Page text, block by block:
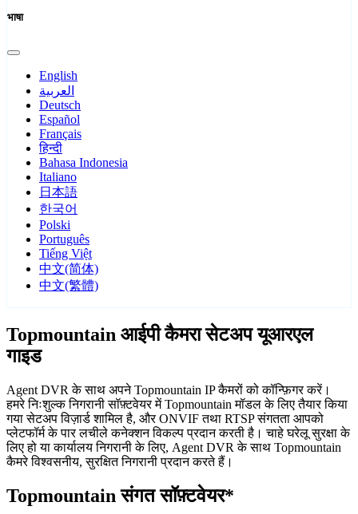
भाषा
English
العربية
Deutsch
Español
Français
हिन्दी
Bahasa Indonesia
Italiano
日本語
한국어
Polski
Português
Tiếng Việt
中文(简体)
中文(繁體)
Topmountain आईपी कैमरा सेटअप यूआरएल
गाइड
Agent DVR के साथ अपने Topmountain IP कैमरों को कॉन्फ़िगर करें।
हमरे निःशुल्क निगरानी सॉफ़्टवेयर में Topmountain मॉडल के लिए तैयार किया
गया सेटअप विज़ार्ड शामिल है, और ONVIF तथा RTSP संगतता आपको
प्लेटफॉर्म के पार लचीले कनेक्शन विकल्प प्रदान करती है। चाहे घरेलू सुरक्षा के
लिए हो या कार्यालय निगरानी के लिए, Agent DVR के साथ Topmountain
कैमरे विश्वसनीय, सुरक्षित निगरानी प्रदान करते हैं।
Topmountain संगत सॉफ़्टवेयर*